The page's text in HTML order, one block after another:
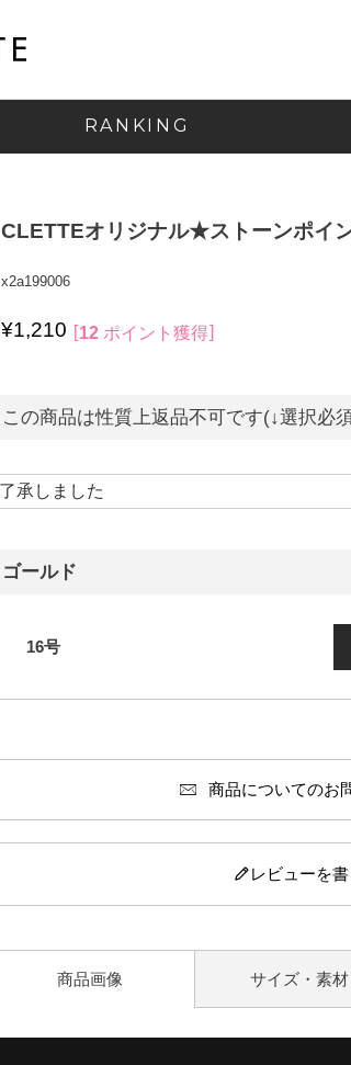
RANKING
CLETTEオリジナル★ストーンポイ
x2a199006
¥1,210 12 ポイント獲得
この商品は性質上返品不可です(↓選択必
ゴールド
16号
商品についてのお
レビューを書
商品画像 サイズ・素材